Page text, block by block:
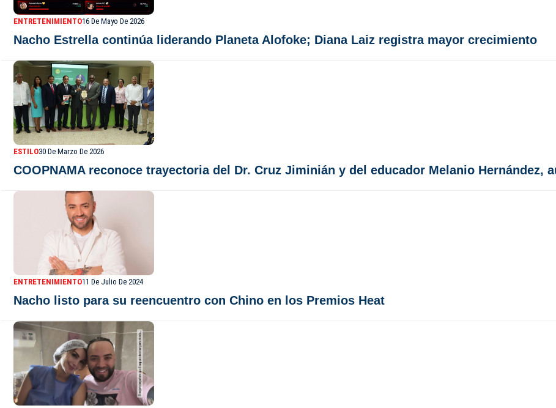
ENTRETENIMIENTO16 De Mayo De 2026
Nacho Estrella continúa liderando Planeta Alofoke; Diana Laiz registra mayor crecimiento
ESTILO30 De Marzo De 2026
COOPNAMA reconoce trayectoria del Dr. Cruz Jiminián y del educador Melanio Hernández,
ENTRETENIMIENTO11 De Julio De 2024
Nacho listo para su reencuentro con Chino en los Premios Heat